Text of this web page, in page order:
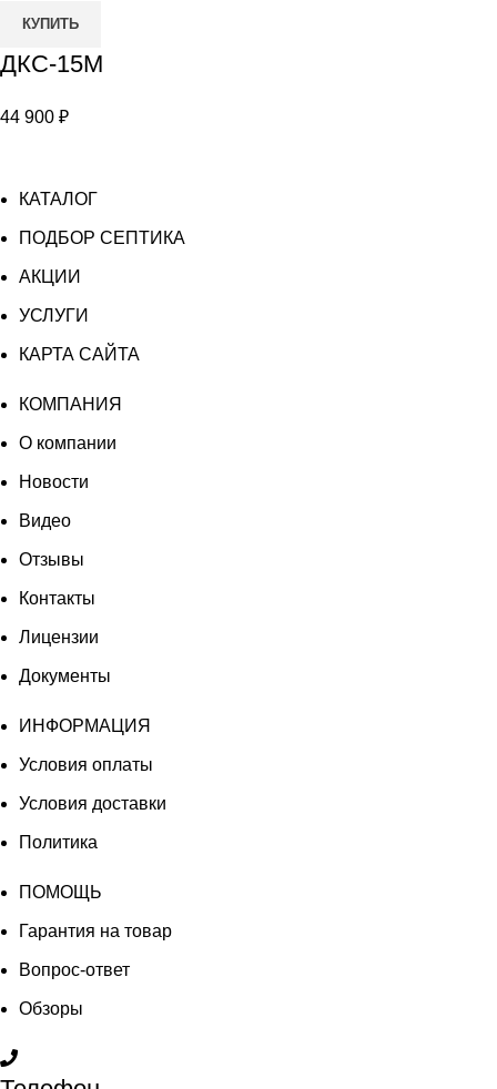
Количество
ДКС-15М
КУПИТЬ
ДКС-15М
44 900 ₽
КАТАЛОГ
ПОДБОР СЕПТИКА
АКЦИИ
УСЛУГИ
КАРТА САЙТА
КОМПАНИЯ
О компании
Новости
Видео
Отзывы
Контакты
Лицензии
Документы
ИНФОРМАЦИЯ
Условия оплаты
Условия доставки
Политика
ПОМОЩЬ
Гарантия на товар
Вопрос-ответ
Обзоры